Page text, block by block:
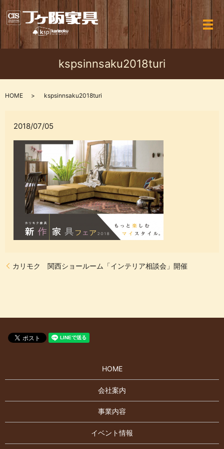
メ
kspsinnsaku2018turi
HOME kspsinnsaku2018turi
2018/07/05
カリモク 関西ショールーム「インテリア相談会」開催
HOME
会社案内
事業内容
イベント情報